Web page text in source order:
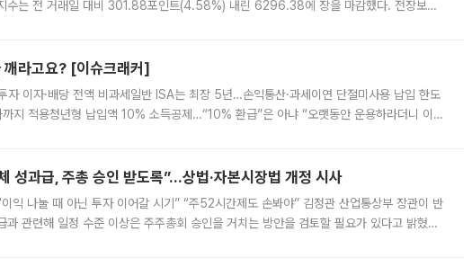
수는 전 거래일 대비 301.88포인트(4.58%) 내린 6296.38에 장을 마감했다. 전장보다
라고요? [이슈크래커]
자 이자·배당 전액 비과세일반 ISA는 최장 5년…손익통산·과세이연 단절미사용 납입 한도
지 적용청년형 납입액 10% 소득공제…“10% 환급”은 아냐 “오랫동안 운용하라더니 이제
성과급, 주총 승인 받도록”…상법·자본시장법 개정 시사
익 나눌 때 아닌 투자 이어갈 시기” “주52시간제도 손봐야” 김정관 산업통상부 장관이 반
과 관련해 일정 수준 이상은 주주총회 승인을 거치는 방안을 검토할 필요가 있다고 밝혔다.